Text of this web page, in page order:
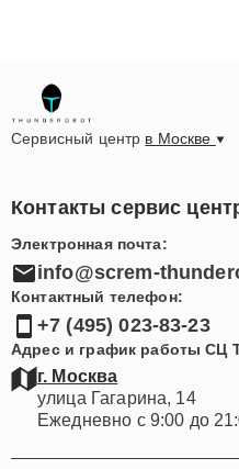
Сервисный центрв Москве
Контакты сервис
Электронная почта:
info@screm-
Контактный телефон:
+7 (495) 023-83-23
Адрес и график работы СЦ
г. Москва
улица Гагарина, 14
Ежедневно с 9:00 до